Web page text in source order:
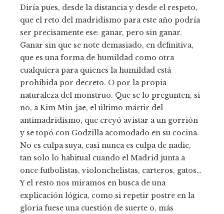
Diría pues, desde la distancia y desde el respeto,
que el reto del madridismo para este año podría
ser precisamente ese: ganar, pero sin ganar.
Ganar sin que se note demasiado, en definitiva,
que es una forma de humildad como otra
cualquiera para quienes la humildad está
prohibida por decreto. O por la propia
naturaleza del monstruo. Que se lo pregunten, si
no, a Kim Min-jae, el último mártir del
antimadridismo, que creyó avistar a un gorrión
y se topó con Godzilla acomodado en su cocina.
No es culpa suya, casi nunca es culpa de nadie,
tan solo lo habitual cuando el Madrid junta a
once futbolistas, violonchelistas, carteros, gatos…
Y el resto nos miramos en busca de una
explicación lógica, como si repetir postre en la
gloria fuese una cuestión de suerte o, más